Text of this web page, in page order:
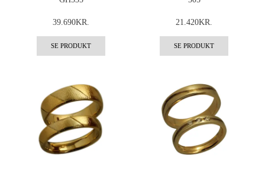
39.690KR.
SE PRODUKT
21.420KR.
SE PRODUKT